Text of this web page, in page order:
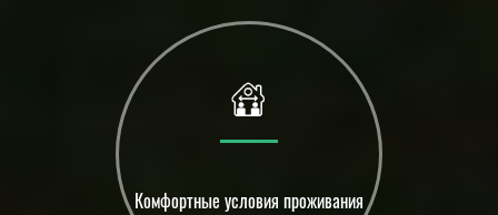
Комфортные условия проживания